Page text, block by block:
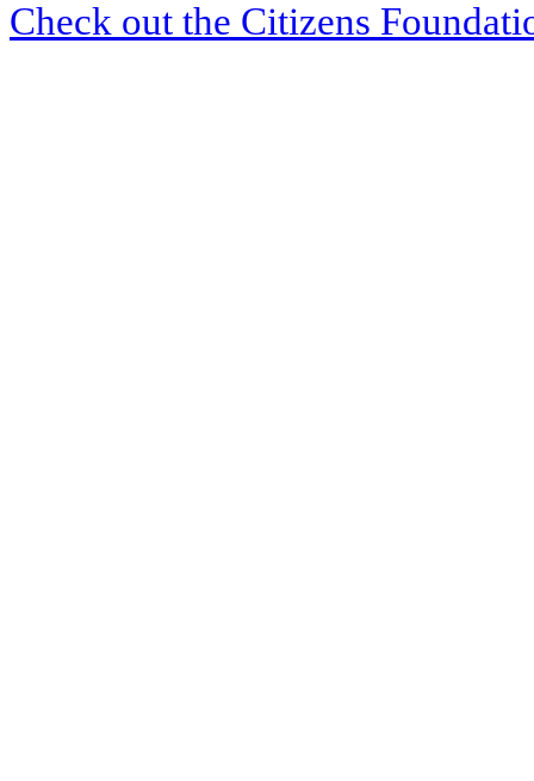
Check out the Citizens